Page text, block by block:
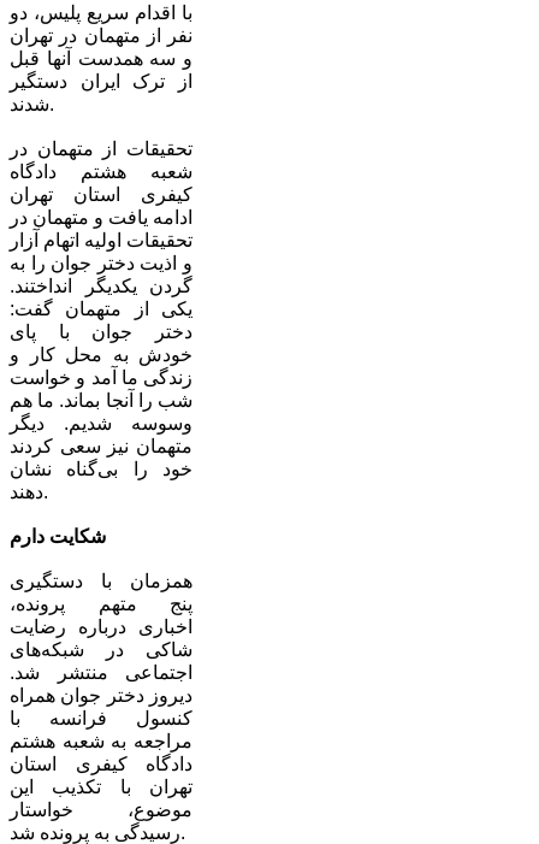
با اقدام سریع پلیس، دو
نفر از متهمان در تهران
و سه همدست آنها قبل
از ترک ایران دستگیر
شدند.
تحقیقات از متهمان در
شعبه هشتم دادگاه
کیفری استان تهران
ادامه یافت و متهمان در
تحقیقات اولیه اتهام آزار
و اذیت دختر جوان را به
گردن یکدیگر انداختند.
یکی از متهمان گفت:
دختر جوان با پای
خودش به محل کار و
زندگی ما آمد و خواست
شب را آنجا بماند. ما هم
وسوسه شدیم. دیگر
متهمان نیز سعی کردند
خود را بی‌گناه نشان
دهند.
شکایت دارم
همزمان با دستگیری
پنج متهم پرونده،
اخباری درباره رضایت
شاکی در شبکه‌های
اجتماعی منتشر شد.
دیروز دختر جوان همراه
کنسول فرانسه با
مراجعه به شعبه هشتم
دادگاه کیفری استان
تهران با تکذیب این
موضوع، خواستار
رسیدگی به پرونده شد.